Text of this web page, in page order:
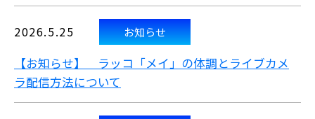
2026.5.25 お知らせ
【お知らせ】 ラッコ「メイ」の体調とライブカメ
ラ配信方法について